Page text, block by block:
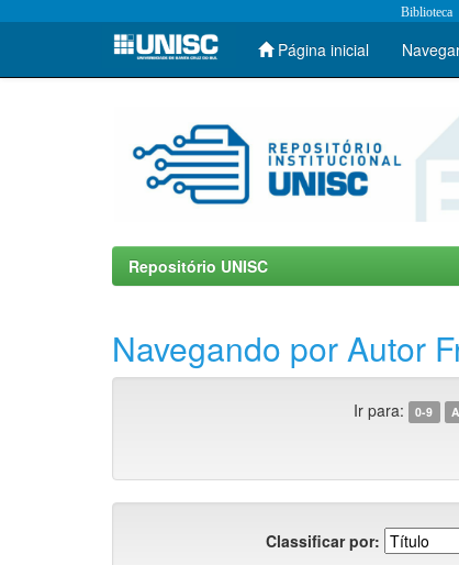
Skip
Biblioteca
Página inicial
Repositório UNISC
Navegando por Autor
Ir para: 0-9 A
Classificar por: